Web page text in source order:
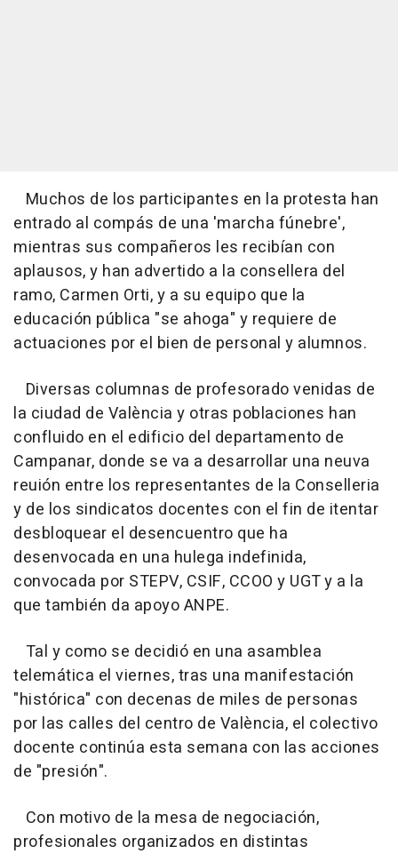
Muchos de los participantes en la protesta han
entrado al compás de una 'marcha fúnebre',
mientras sus compañeros les recibían con
aplausos, y han advertido a la consellera del
ramo, Carmen Orti, y a su equipo que la
educación pública "se ahoga" y requiere de
actuaciones por el bien de personal y alumnos.
Diversas columnas de profesorado venidas de
la ciudad de València y otras poblaciones han
confluido en el edificio del departamento de
Campanar, donde se va a desarrollar una neuva
reuión entre los representantes de la Conselleria
y de los sindicatos docentes con el fin de itentar
desbloquear el desencuentro que ha
desenvocada en una hulega indefinida,
convocada por STEPV, CSIF, CCOO y UGT y a la
que también da apoyo ANPE.
Tal y como se decidió en una asamblea
telemática el viernes, tras una manifestación
"histórica" con decenas de miles de personas
por las calles del centro de València, el colectivo
docente continúa esta semana con las acciones
de "presión".
Con motivo de la mesa de negociación,
profesionales organizados en distintas